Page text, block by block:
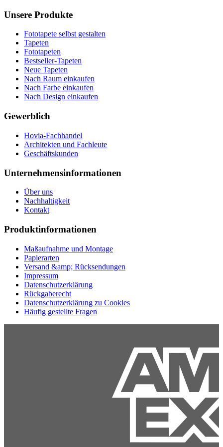
Unsere Produkte
Fototapete selbst gestalten
Tapeten
Fototapeten
Bestseller-Tapeten
Neue Tapeten
Nach Raum einkaufen
Nach Farbe einkaufen
Nach Design einkaufen
Gewerblich
Hovia-Fachhandel
Architekten und Fachleute
Geschäftskunden
Unternehmensinformationen
Über uns
Nachhaltigkeit
Kontakt
Produktinformationen
Maßaufnahme und Montage
Papierarten
Versand &amp; Rücksendungen
Impressum
Datenschutzerklärung
Rückgaberecht
Datenschutzerklärung zu Cookies
Häufig gestellte Fragen